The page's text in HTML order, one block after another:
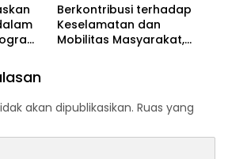
Berkontribusi terhadap
Keselamatan dan
Mobilitas Masyarakat,
Awards 2026
akan dipublikasikan. Ruas yang